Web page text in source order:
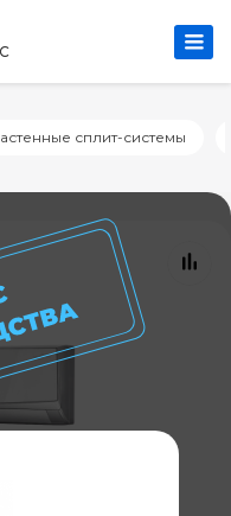
сплит-системы